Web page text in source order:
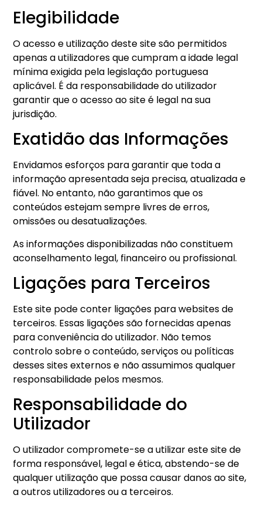
Elegibilidade
O acesso e utilização deste site são permitidos
apenas a utilizadores que cumpram a idade legal
mínima exigida pela legislação portuguesa
aplicável. É da responsabilidade do utilizador
garantir que o acesso ao site é legal na sua
jurisdição.
Exatidão das Informações
Envidamos esforços para garantir que toda a
informação apresentada seja precisa, atualizada e
fiável. No entanto, não garantimos que os
conteúdos estejam sempre livres de erros,
omissões ou desatualizações.
As informações disponibilizadas não constituem
aconselhamento legal, financeiro ou profissional.
Ligações para Terceiros
Este site pode conter ligações para websites de
terceiros. Essas ligações são fornecidas apenas
para conveniência do utilizador. Não temos
controlo sobre o conteúdo, serviços ou políticas
desses sites externos e não assumimos qualquer
responsabilidade pelos mesmos.
Responsabilidade do
Utilizador
O utilizador compromete-se a utilizar este site de
forma responsável, legal e ética, abstendo-se de
qualquer utilização que possa causar danos ao site,
a outros utilizadores ou a terceiros.